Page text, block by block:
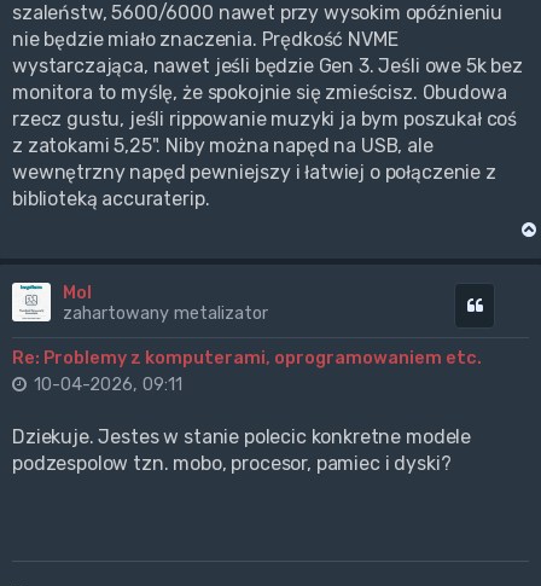
szaleństw, 5600/6000 nawet przy wysokim opóźnieniu
nie będzie miało znaczenia. Prędkość NVME
wystarczająca, nawet jeśli będzie Gen 3. Jeśli owe 5k bez
monitora to myślę, że spokojnie się zmieścisz. Obudowa
rzecz gustu, jeśli rippowanie muzyki ja bym poszukał coś
z zatokami 5,25". Niby można napęd na USB, ale
wewnętrzny napęd pewniejszy i łatwiej o połączenie z
biblioteką accuraterip.
Mol
zahartowany metalizator
Re: Problemy z komputerami, oprogramowaniem etc.
10-04-2026, 09:11
Dziekuje. Jestes w stanie polecic konkretne modele
podzespolow tzn. mobo, procesor, pamiec i dyski?